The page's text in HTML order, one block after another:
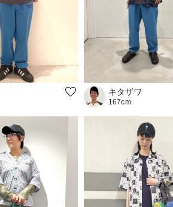
キタザワ
167cm